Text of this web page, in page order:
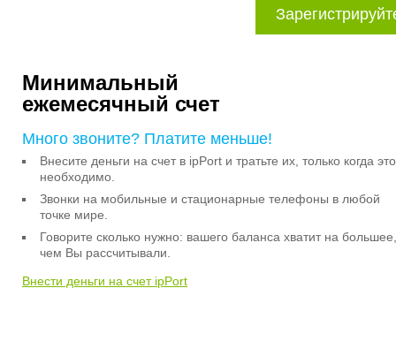
Минимальный
ежемесячный счет
Много звоните? Платите меньше!
Внесите деньги на счет в ipPort и тратьте их, только когда это
необходимо.
Звонки на мобильные и стационарные телефоны в любой
точке мире.
Говорите сколько нужно: вашего баланса хватит на большее,
чем Вы рассчитывали.
Внести деньги на счет ipPort